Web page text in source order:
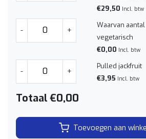
€29,50 Incl. btw
- +
Waarvan
vegetarisch
€0,00 Incl. btw
- +
Pulled jackfruit
€3,95 Incl. btw
Totaal€0,00
Toevoegen aan